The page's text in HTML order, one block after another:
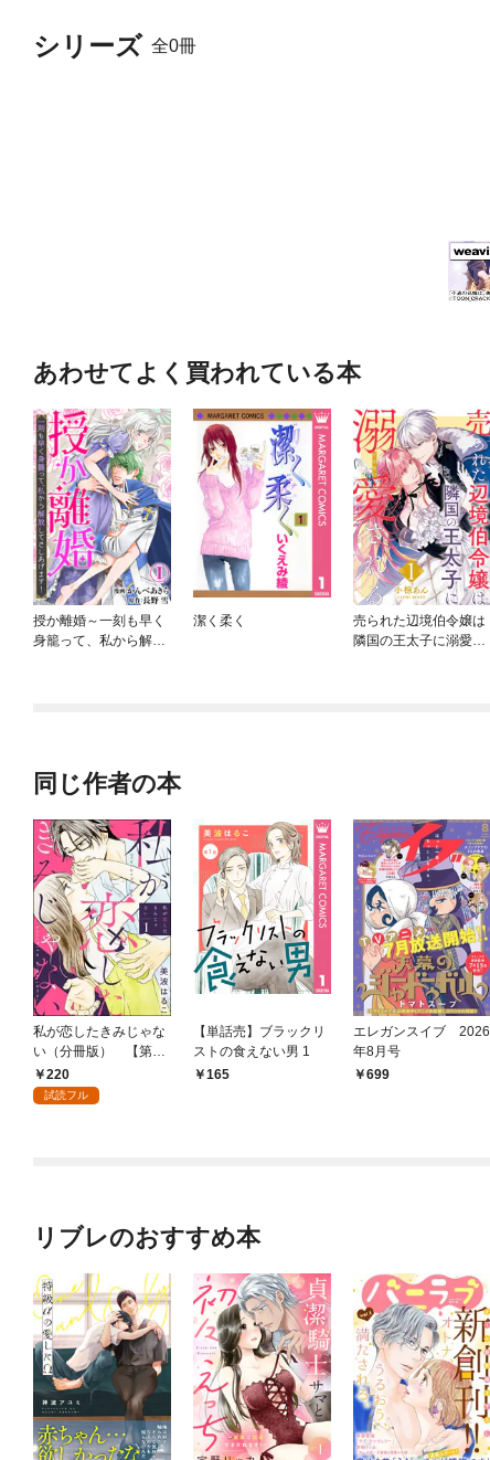
シリーズ 全0冊
あわせてよく買われている本
授か離婚～一刻も早く
身籠って、私から解放
潔く柔く
売られた辺境伯令嬢は
隣国の王太子に溺愛さ
同じ作者の本
私が恋したきみじゃな
い（分冊版） 【第1
話】220
試読フル
【単話売】ブラックリ
ストの食えない男 1
165
エレガンスイブ 2026
年8月号
699
リブレのおすすめ本